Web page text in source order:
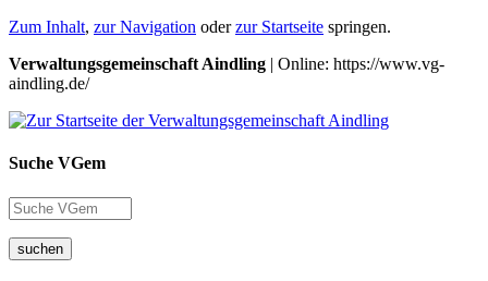
Zum Inhalt, zur Navigation oderzur Startseite springen.
Verwaltungsgemeinschaft Aindling | Online: https://www.vg-
aindling.de/
Suche VGem
suchen